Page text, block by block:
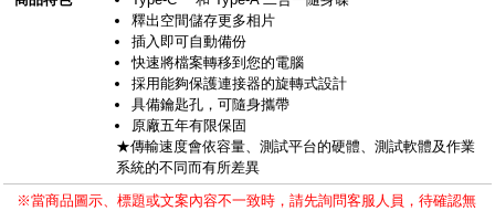
釋出空間儲存更多相片
插入即可自動備份
快速將檔案轉移到您的電腦
採用能夠保護連接器的旋轉式設計
具備鑰匙孔，可隨身攜帶
原廠五年有限保固
★傳輸速度會依容量、測試平台的硬體、測試軟體及作業
系統的不同而有所差異
※當商品圖示、標題或文案內容不一致時，請先詢問客服人員，待確認無